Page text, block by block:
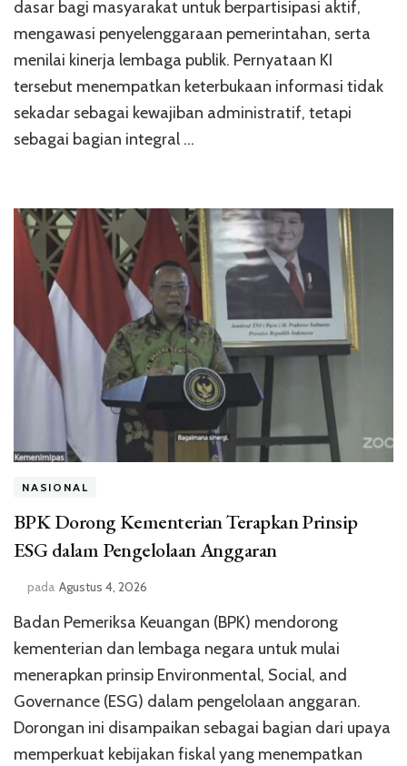
dasar bagi masyarakat untuk berpartisipasi aktif,
mengawasi penyelenggaraan pemerintahan, serta
menilai kinerja lembaga publik. Pernyataan KI
tersebut menempatkan keterbukaan informasi tidak
sekadar sebagai kewajiban administratif, tetapi
sebagai bagian integral …
NASIONAL
BPK Dorong Kementerian Terapkan Prinsip
ESG dalam Pengelolaan Anggaran
pada Agustus 4, 2026
Badan Pemeriksa Keuangan (BPK) mendorong
kementerian dan lembaga negara untuk mulai
menerapkan prinsip Environmental, Social, and
Governance (ESG) dalam pengelolaan anggaran.
Dorongan ini disampaikan sebagai bagian dari upaya
memperkuat kebijakan fiskal yang menempatkan